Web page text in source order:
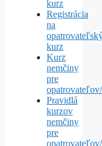
kurz
Registrácia
na
kurz
Kurz
nemčiny
pre
Pravidlá
kurzov
nemčiny
pre